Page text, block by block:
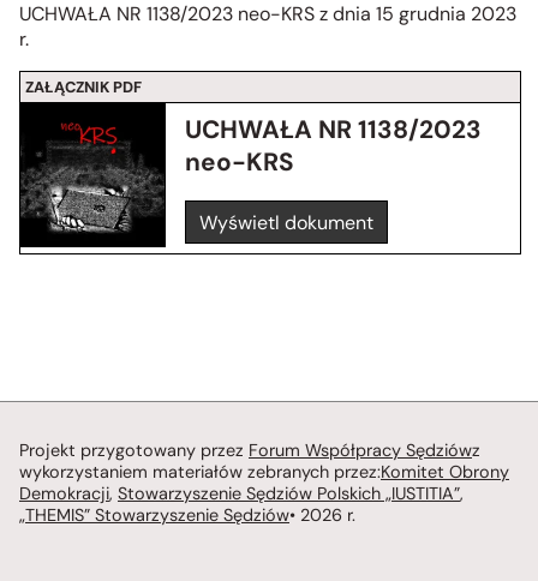
UCHWAŁA NR 1138/2023 neo-KRS z dnia 15 grudnia 2023
r.
ZAŁĄCZNIK PDF
UCHWAŁA NR 1138/2023
neo-KRS
Wyświetl dokument
Projekt przygotowany przez Forum Współpracy Sędziówz
wykorzystaniem materiałów zebranych przez:Komitet Obrony
Demokracji, Stowarzyszenie Sędziów Polskich „IUSTITIA”,
„THEMIS” Stowarzyszenie Sędziów• 2026 r.